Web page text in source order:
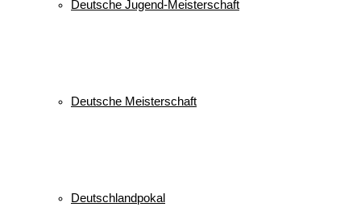
Deutsche Jugend-Meisterschaft
Deutsche Meisterschaft
Deutschlandpokal